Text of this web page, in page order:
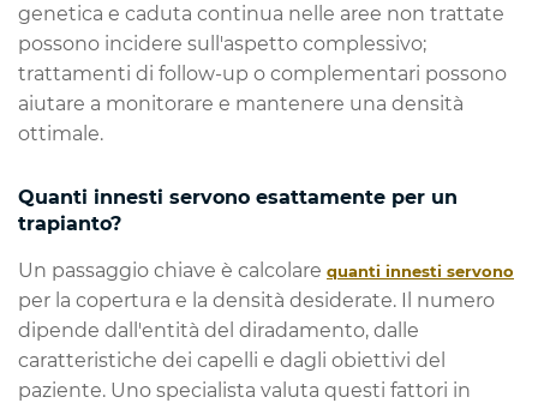
genetica e caduta continua nelle aree non trattate
possono incidere sull'aspetto complessivo;
trattamenti di follow-up o complementari possono
aiutare a monitorare e mantenere una densità
ottimale.
Quanti innesti servono esattamente per un
trapianto?
Un passaggio chiave è calcolare quanti innesti servono
per la copertura e la densità desiderate. Il numero
dipende dall'entità del diradamento, dalle
caratteristiche dei capelli e dagli obiettivi del
paziente. Uno specialista valuta questi fattori in